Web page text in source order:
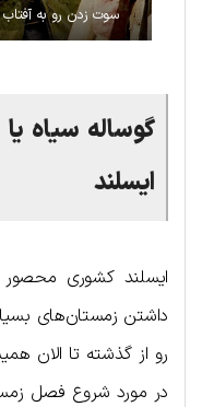
سوت زدن رو به
گوساله سیاه
ایسلند
ایسلند کشوری
داشتن زمستان‌های
رو از گذشته تا الان
در مورد شروع فصل